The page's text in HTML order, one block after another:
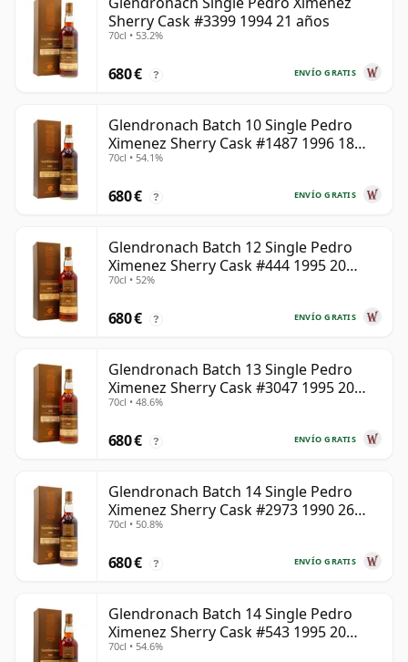
Sherry Cask #3399 1994 21 años
70cl • 53.2%
ENVÍO GRATIS
680 € ?
Glendronach Batch 10 Single Pedro
Ximenez Sherry Cask #1487 1996 18
años
70cl • 54.1%
ENVÍO GRATIS
680 € ?
Glendronach Batch 12 Single Pedro
Ximenez Sherry Cask #444 1995 20
años
70cl • 52%
ENVÍO GRATIS
680 € ?
Glendronach Batch 13 Single Pedro
Ximenez Sherry Cask #3047 1995 20
años
70cl • 48.6%
ENVÍO GRATIS
680 € ?
Glendronach Batch 14 Single Pedro
Ximenez Sherry Cask #2973 1990 26
años
70cl • 50.8%
ENVÍO GRATIS
680 € ?
Glendronach Batch 14 Single Pedro
Ximenez Sherry Cask #543 1995 20
años
70cl • 54.6%